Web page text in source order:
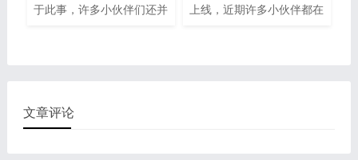
于此事，许多小伙伴们还并
相对而言也会高些一些，因
此原始特性的提高是十分必
上线，近期许多小伙伴都在
文章评论